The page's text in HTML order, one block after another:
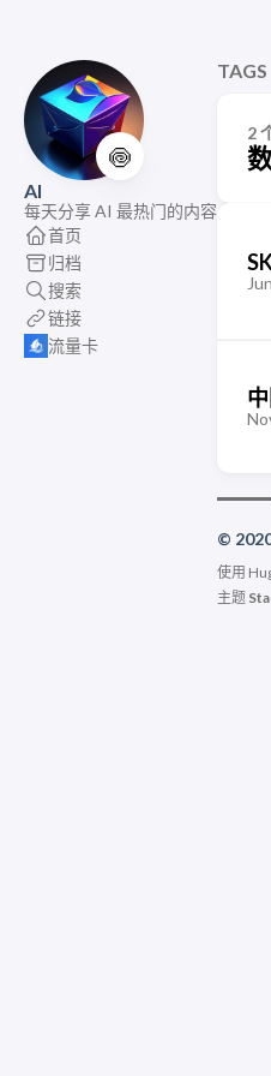
🍥
AI
每天分享 AI 最热门的内容
首页
归档
搜索
链接
流量卡
TAGS
2
©
使用
主题